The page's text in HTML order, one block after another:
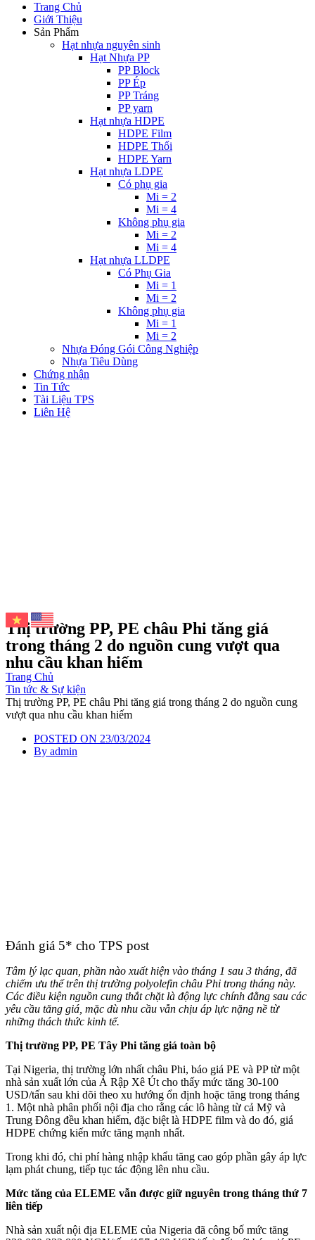
Trang Chủ
Giới Thiệu
Sản Phẩm
Hạt nhựa nguyên sinh
Hạt Nhựa PP
PP Block
PP Ép
PP Tráng
PP yarn
Hạt nhựa HDPE
HDPE Film
HDPE Thổi
HDPE Yarn
Hạt nhựa LDPE
Có phụ gia
Mi = 2
Mi = 4
Không phụ gia
Mi = 2
Mi = 4
Hạt nhựa LLDPE
Có Phụ Gia
Mi = 1
Mi = 2
Không phụ gia
Mi = 1
Mi = 2
Nhựa Đóng Gói Công Nghiệp
Nhựa Tiêu Dùng
Chứng nhận
Tin Tức
Tài Liệu TPS
Liên Hệ
Thị trường PP, PE châu Phi tăng giá
trong tháng 2 do nguồn cung vượt qua
nhu cầu khan hiếm
Trang Chủ
Tin tức & Sự kiện
Thị trường PP, PE châu Phi tăng giá trong tháng 2 do nguồn cung
vượt qua nhu cầu khan hiếm
POSTED ON 23/03/2024
By admin
Đánh giá 5* cho TPS post
Tâm lý lạc quan, phần nào xuất hiện vào tháng 1 sau 3 tháng, đã
chiếm ưu thế trên thị trường polyolefin châu Phi trong tháng này.
Các điều kiện nguồn cung thắt chặt là động lực chính đằng sau các
yêu cầu tăng giá, mặc dù nhu cầu vẫn chịu áp lực nặng nề từ
những thách thức kinh tế.
Thị trường PP, PE Tây Phi tăng giá toàn bộ
Tại Nigeria, thị trường lớn nhất châu Phi, báo giá PE và PP từ một
nhà sản xuất lớn của Ả Rập Xê Út cho thấy mức tăng 30-100
USD/tấn sau khi dõi theo xu hướng ổn định hoặc tăng trong tháng
1. Một nhà phân phối nội địa cho rằng các lô hàng từ cả Mỹ và
Trung Đông đều khan hiếm, đặc biệt là HDPE film và do đó, giá
HDPE chứng kiến mức tăng mạnh nhất.
Trong khi đó, chi phí hàng nhập khẩu tăng cao góp phần gây áp lực
lạm phát chung, tiếp tục tác động lên nhu cầu.
Mức tăng của ELEME vẫn được giữ nguyên trong tháng thứ 7
liên tiếp
Nhà sản xuất nội địa ELEME của Nigeria đã công bố mức tăng